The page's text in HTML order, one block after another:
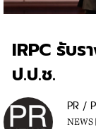
IRPC รับร
ป.ป.ช.
PR /
NEWS |